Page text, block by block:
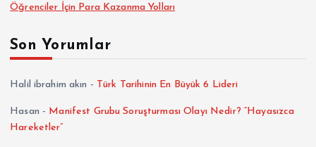
Öğrenciler İçin Para Kazanma Yolları
Son Yorumlar
Halil ibrahim akın - Türk Tarihinin En Büyük 6 Lideri
Hasan - Manifest Grubu Soruşturması Olayı Nedir? “Hayasızca
Hareketler”